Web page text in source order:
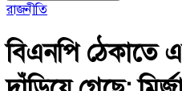
রাজনীতি
বিএনপি ঠেকাতে